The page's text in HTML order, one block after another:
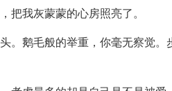
我灰蒙蒙的心房照亮了。
鹅毛般的举重，你毫无察觉。